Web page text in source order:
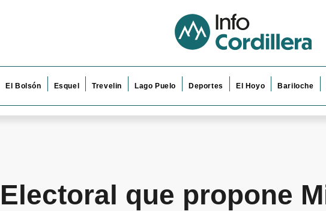
El Bolsón Esquel Trevelin Lago Puelo Deportes El Hoyo Bariloche
que propone